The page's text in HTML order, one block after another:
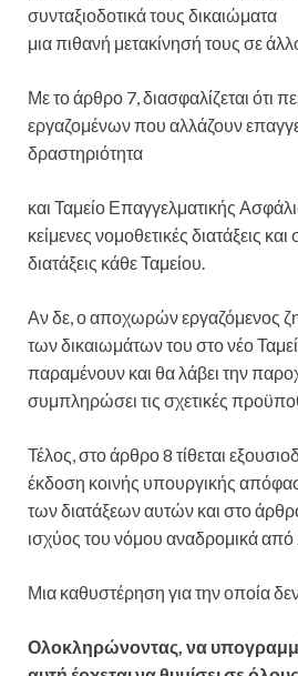
συνταξιοδοτικά τους δικαιώματα
μια πιθανή μετακίνησή τους σε
Με το άρθρο 7, διασφαλίζεται ότι
εργαζομένων που αλλάζουν
δραστηριότητα
και Ταμείο Επαγγελματικής
κείμενες νομοθετικές διατάξεις και
διατάξεις κάθε Ταμείου.
Αν δε, ο αποχωρών εργαζόμενος
των δικαιωμάτων του στο νέο
παραμένουν και θα λάβει την
συμπληρώσει τις σχετικές
Τέλος, στο άρθρο 8 τίθεται
έκδοση κοινής υπουργικής
των διατάξεων αυτών και στο
ισχύος του νόμου αναδρομικά
Μια καθυστέρηση για την οποία
Ολοκληρώνοντας, να